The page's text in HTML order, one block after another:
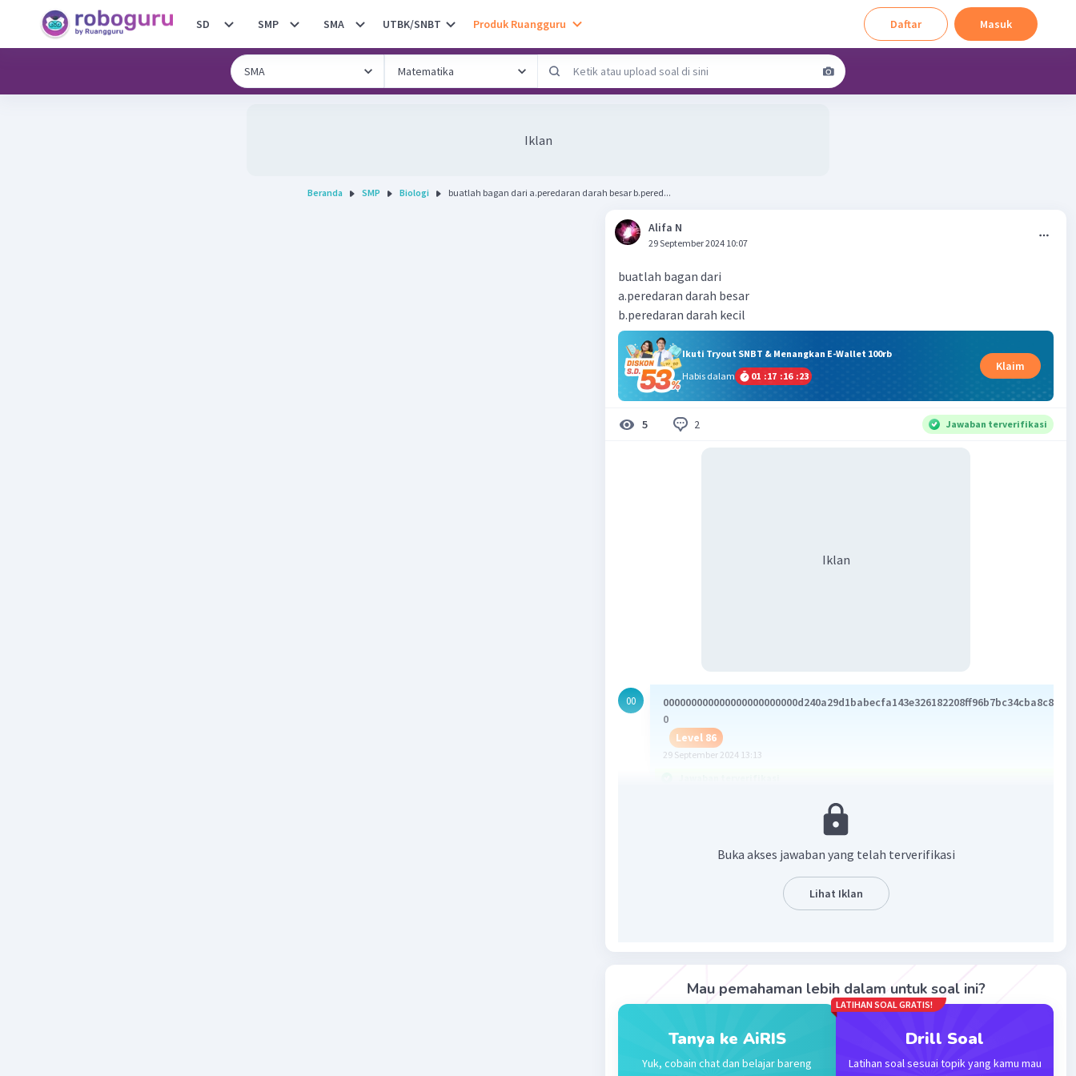
SD SMP SMA UTBK/SNBT Produk Ruangguru Daftar Masuk
Iklan
Beranda SMP Biologi buatlah bagan dari a.peredaran darah besar b.pered...
Alifa N
29 September 2024 10:07
buatlah bagan dari
a.peredaran darah besar
b.peredaran darah kecil
Ikuti Tryout SNBT & Menangkan E-Wallet 100rb
Habis dalam
01 :17 :16 :22
Klaim
5 2 Jawaban terverifikasi
Iklan
00
0
Level 86
29 September 2024 13:13
1. Darah yang kaya oksigen meninggalkan ventrikel kiri jantung melalui
2. Aorta bercabang menjadi arteri yang lebih kecil, membawa darah ke
3Darah melepaskan oksigen dan mengambil karbon dioksida di kapiler
superior dan inferior
5. Darah memasuki atrium kanan jantung
6. Darah mengalir ke ventrikel kanan
Bagan peredaran darah besar menggambarkan aliran darah dari
jantung ke seluruh tubuh dan kembali ke jantung
Buka akses jawaban yang telah terverifikasi
Lihat Iklan
Mau pemahaman lebih dalam untuk soal ini?
Tanya ke AiRIS
Yuk, cobain chat dan belajar bareng
LATIHAN SOAL GRATIS!
Drill Soal
Latihan soal sesuai topik yang kamu mau